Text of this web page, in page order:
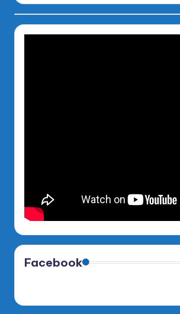
Facebook